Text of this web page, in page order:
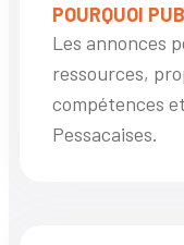
POURQUOI
Les annonces
ressources,
compétences
Pessacaises.